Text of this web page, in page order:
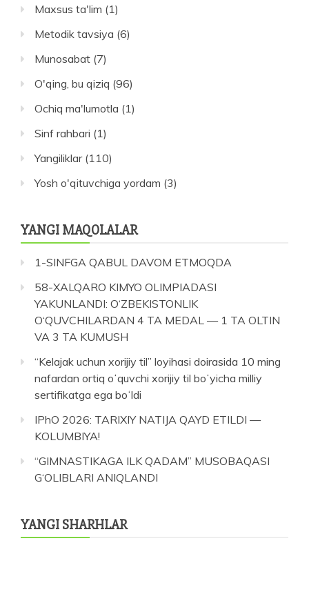
Maxsus ta'lim (1)
Metodik tavsiya (6)
Munosabat (7)
O'qing, bu qiziq (96)
Ochiq ma'lumotla (1)
Sinf rahbari (1)
Yangiliklar(110)
Yosh o'qituvchiga yordam (3)
YANGI MAQOLALAR
1-SINFGA QABUL DAVOM ETMOQDA
58-XALQARO KIMYO OLIMPIADASI
YAKUNLANDI: O‘ZBEKISTONLIK
O‘QUVCHILARDAN 4 TA MEDAL — 1 TA OLTIN
VA 3 TA KUMUSH
“Kelajak uchun xorijiy til” loyihasi doirasida 10 ming
nafardan ortiq oʻquvchi xorijiy til boʻyicha milliy
sertifikatga ega boʻldi
IPhO 2026: TARIXIY NATIJA QAYD ETILDI —
KOLUMBIYA!
“GIMNASTIKAGA ILK QADAM” MUSOBAQASI
G‘OLIBLARI ANIQLANDI
YANGI SHARHLAR